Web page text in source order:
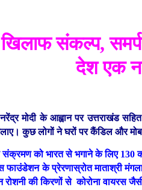
खिलाफ संकल्प,
देश एक
नरेंद्र मोदी के आह्वान पर उत्तराखंड
कुछ लोगों ने घरों पर कैंडिल और
संक्रमण को भारत से भगाने के लिए 130
फाउंडेशन के प्रेरणास्रोत माताश्री
की किरणों से कोरोना वायरस जैसी